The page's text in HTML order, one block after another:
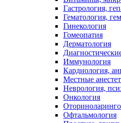
Гастрология,
Гематология,
Гинекология
Гомеопатия
Дерматология
Иммунология
Кардиология,
Местные
Неврология,
Онкология
Офтальмология